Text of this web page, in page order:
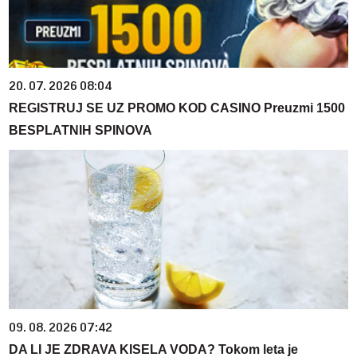
20. 07. 2026 08:04
REGISTRUJ SE UZ PROMO KOD CASINO Preuzmi 1500
BESPLATNIH SPINOVA
09. 08. 2026 07:42
DA LI JE ZDRAVA KISELA VODA? Tokom leta je